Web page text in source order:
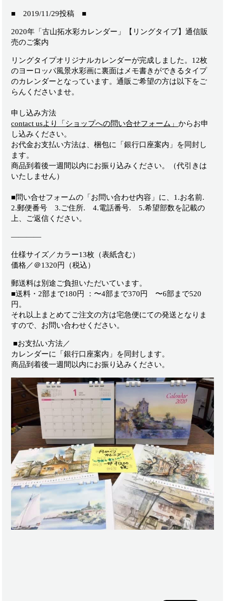
■ 2019/11/29投稿 ■
2020年「古山拓水彩カレンダー」【リングタイプ】通信販
売のご案内
リングタイプオリジナルカレンダーが完成しました。 12枚
のヨーロッパ風景水彩画に裏面はメモ書きができるタイプ
のカレンダーとなっています。通販ご希望の方は以下をご
らんくださいませ。
申し込み方法
contact usより「ショップへの問い合せフォーム」からお申
し込みください。
お代金お支払い方法は、梱包に「銀行口座案内」を同封し
ます。
商品到着後一週間以内にお振り込みください。（代引きは
いたしません）
■問い合せフォームの「お問い合わせ内容」に、 1.お名前.
2.郵便番号 3.ご住所. 4.電話番号. 5.希望部数を記載の
上、ご返信ください。
————
仕様サイズ／カラー13枚（表紙含む）
価格／＠1320円（税込）
郵送料は別途ご負担いただいています。
■送料・2部まで180円 ：〜4部まで370円 〜6部まで520
円。
それ以上まとめてご注文の方は宅急便にての発送となりま
すので、お問い合わせください。
■お支払い方法／
カレンダーに「銀行口座案内」を同封します。
商品到着後一週間以内にお振り込みください。